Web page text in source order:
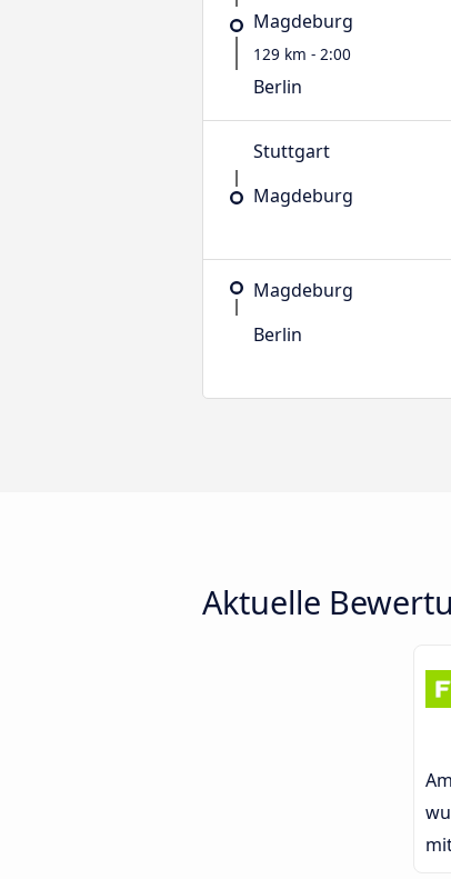
Magdeburg
129 km - 2:00
Berlin
Stuttgart
Magdeburg
Magdeburg
Berlin
Aktuelle